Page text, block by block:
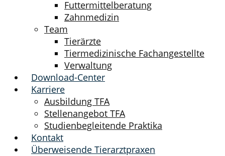
Futtermittelberatung
Zahnmedizin
Team
Tierärzte
Tiermedizinische Fachangestellte
Verwaltung
Download-Center
Karriere
Ausbildung TFA
Stellenangebot TFA
Studienbegleitende Praktika
Kontakt
Überweisende Tierarztpraxen